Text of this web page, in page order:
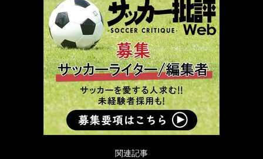
関連記事